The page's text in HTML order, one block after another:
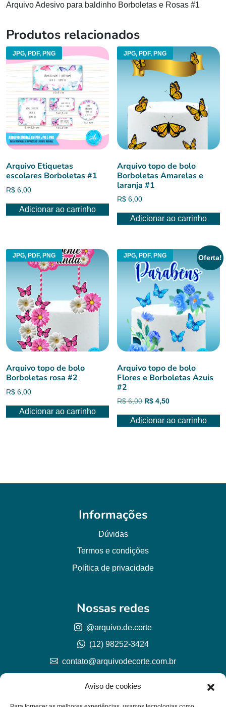
Aviso de cookies
Arquivo Adesivo para baldinho Borboletas e Rosas #1
Produtos relacionados
JPG, PDF, PNG
Arquivo Etiquetas
escolares Borboletas #1
R$ 6,00
Adicionar ao carrinho
JPG, PDF, PNG
Arquivo topo de bolo
Borboletas Amarelas e
laranja #1
R$ 6,00
Adicionar ao carrinho
JPG, PDF, PNG
Arquivo topo de bolo
Borboletas rosa #2
R$ 6,00
Adicionar ao carrinho
JPG, PDF, PNG Oferta!
Arquivo topo de bolo
Flores e Borboletas Azuis
#2
R$6,00 O
original
R$ 4,50O
atual
Adicionar ao carrinho
Informações
Dúvidas
Termos e condições
Política de privacidade
Nossas redes
@arquivo.de.corte
(12) 98252-3424
contato@arquivodecorte.com.br